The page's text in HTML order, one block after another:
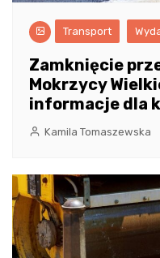
Transport
Zamknięcie
Mokrzycy
informacje dla
Kamila Tomaszewska